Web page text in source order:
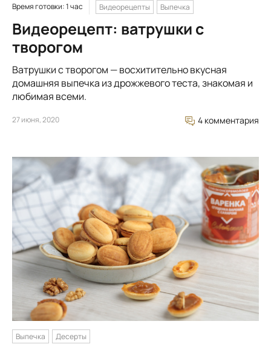
Время готовки: 1 час Видеорецепты Выпечка
Видеорецепт: ватрушки с
творогом
Ватрушки с творогом — восхитительно вкусная
домашняя выпечка из дрожжевого теста, знакомая и
любимая всеми.
27 июня, 2020 4 комментария
Выпечка Десерты